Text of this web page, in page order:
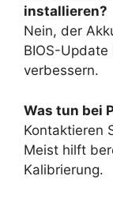
installieren?
Nein, der
BIOS-
verbessern.
Was tun bei
Kontaktieren
Meist hilft
Kalibrierung.